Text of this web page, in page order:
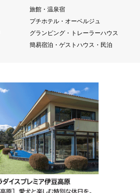
旅館・温泉宿
プチホテル・オーベルジュ
グランピング・トレーラーハウス
簡易宿泊・ゲストハウス・民泊